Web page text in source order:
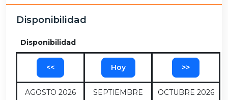
Disponibilidad
Disponibilidad
<< Hoy >>
AGOSTO 2026
SEPTIEMBRE
OCTUBRE 2026